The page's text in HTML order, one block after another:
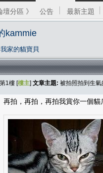
壇分區 》 公告 最新主題
kammie
我家的貓寶貝
1樓 [樓主] 文章主題: 被拍照拍到生
再拍，再拍，再拍我賞你一個貓